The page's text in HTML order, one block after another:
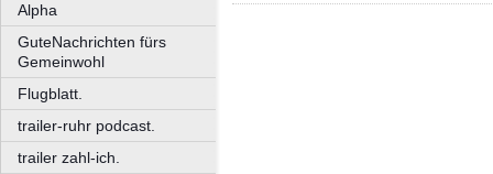
Alpha
GuteNachrichten fürs
Gemeinwohl
Flugblatt.
trailer-ruhr podcast.
trailer zahl-ich.